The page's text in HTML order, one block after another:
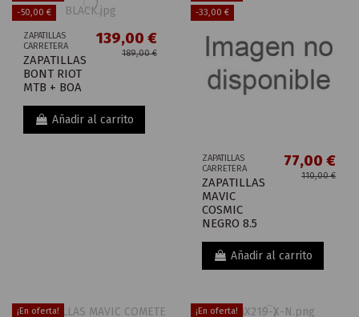
-50,00 €
ZAPATILLAS
CARRETERA
ZAPATILLAS
BONT RIOT
MTB + BOA
139,00 €
189,00 €
Añadir al carrito
-33,00 €
ZAPATILLAS
CARRETERA
ZAPATILLAS
MAVIC
COSMIC
NEGRO 8.5
77,00 €
110,00 €
Añadir al carrito
¡En oferta!
¡En oferta!